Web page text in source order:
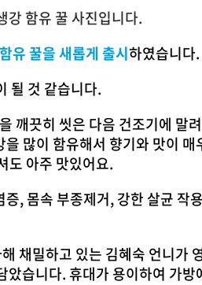
함유 꿀 사진입니다.
유 꿀을 새롭게 출시하였습니다.
될 것 같습니다.
깨끗히 씻은 다음 건조기에 말
많이 함유해서 향기와 맛이
도 아주 맛있어요.
, 몸속 부종제거, 강한 살균 작
채밀하고 있는 김혜숙 언니가
습니다. 휴대가 용이하여 가